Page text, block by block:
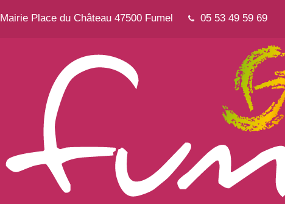
Mairie Place du Château 47500 Fumel 05 53 49 59 69